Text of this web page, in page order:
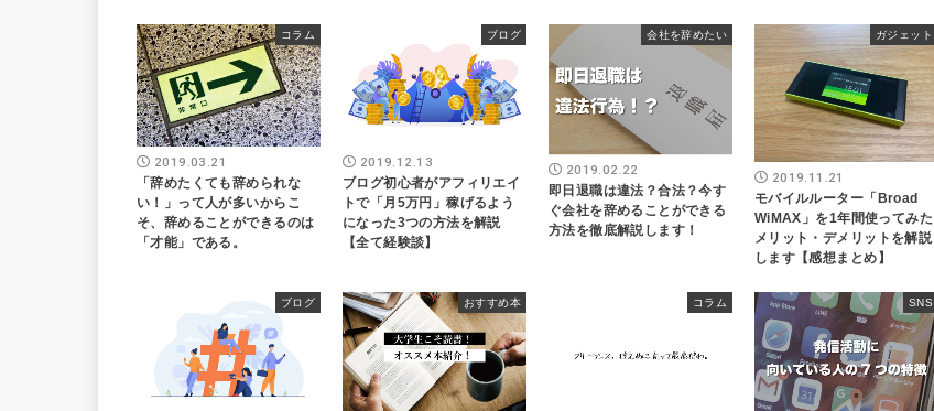
コラム
2019.03.21
「辞めたくても辞められな
い！」って人が多いからこ
そ、辞めることができるのは
「才能」である。
ブログ
2019.12.13
ブログ初心者がアフィリエイ
トで「月5万円」稼げるよう
になった3つの方法を解説
【全て経験談】
会社を辞めたい
2019.02.22
即日退職は違法？合法？今す
ぐ会社を辞めることができる
方法を徹底解説します！
ガジェット
2019.11.21
モバイルルーター「Broad
WiMAX」を1年間使ってみた
メリット・デメリットを解説
します【感想まとめ】
ブログ おすすめ本 コラム SNS